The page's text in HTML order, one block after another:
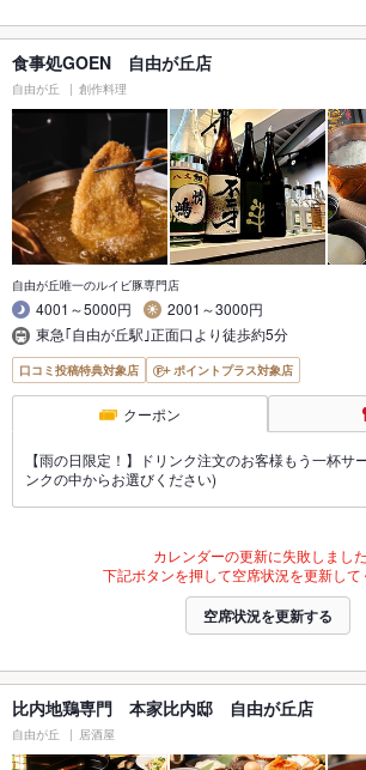
食事処GOEN 自由が丘店
自由が丘 創作料理
自由が丘唯一のルイビ豚専門店
4001～5000円
2001～3000円
東急｢自由が丘駅｣正面口より徒歩約5分
口コミ投稿特典対象店 ポイントプラス対象店
クーポン
【雨の日限定！】ドリンク注文のお客様もう一杯サ
ンクの中からお選びください)
カレンダーの更新に失敗しました
下記ボタンを押して空席状況を更新して
空席状況を更新する
比内地鶏専門 本家比内邸 自由が丘店
自由が丘 居酒屋